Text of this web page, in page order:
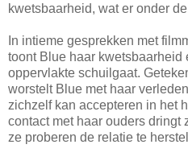
kwetsbaarheid, wat er onder
In intieme gesprekken met
toont Blue haar kwetsbaarheid
oppervlakte schuilgaat.
worstelt Blue met haar
zichzelf kan accepteren in het
contact met haar ouders dringt
ze proberen de relatie te